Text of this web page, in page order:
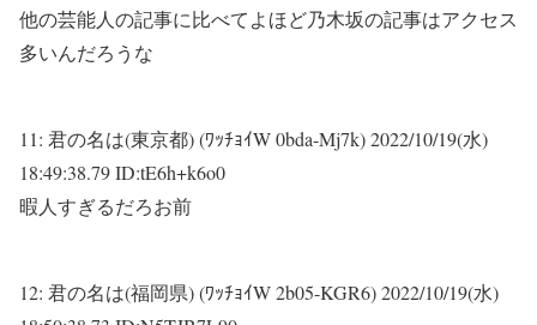
他の芸能人の記事に比べてよほど乃木坂の記事はアクセス
多いんだろうな
11: 君の名は(東京都) (ﾜｯﾁｮｲW 0bda-Mj7k)2022/10/19(水)
18:49:38.79 ID:tE6h+k6o0
暇人すぎるだろお前
12: 君の名は(福岡県) (ﾜｯﾁｮｲW 2b05-KGR6)2022/10/19(水)